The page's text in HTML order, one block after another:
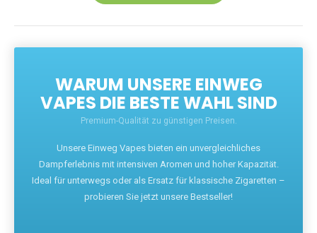
WARUM UNSERE EINWEG
VAPES DIE BESTE WAHL SIND
Premium-Qualität zu günstigen Preisen.
Unsere Einweg Vapes bieten ein unvergleichliches
Dampferlebnis mit intensiven Aromen und hoher Kapazität.
Ideal für unterwegs oder als Ersatz für klassische Zigaretten –
probieren Sie jetzt unsere Bestseller!